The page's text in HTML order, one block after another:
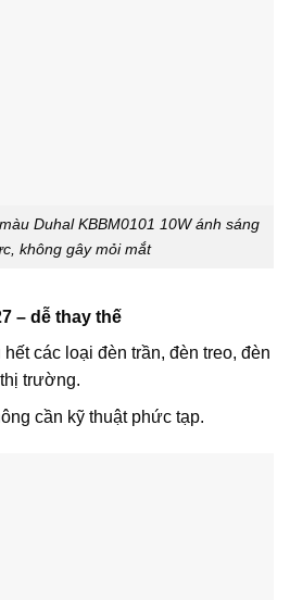
Duhal KBBM0101 10W ánh sáng
không gây mỏi mắt
– dễ thay thế
các loại đèn trần, đèn treo, đèn
trường.
cần kỹ thuật phức tạp.